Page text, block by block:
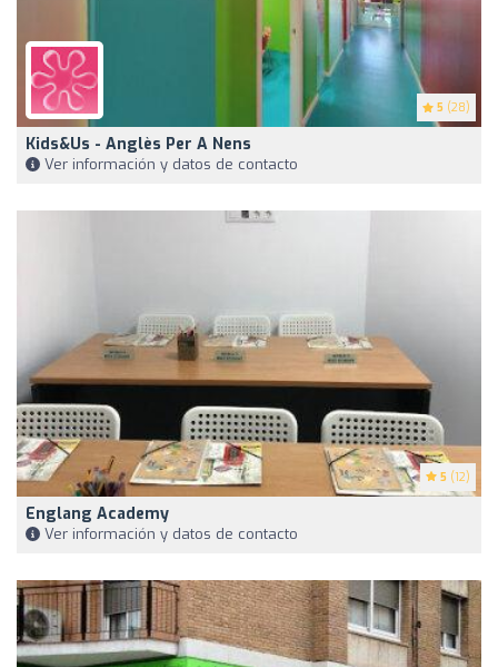
5 (28)
Kids&Us - Anglès Per A Nens
Ver información y datos de contacto
5 (12)
Englang Academy
Ver información y datos de contacto